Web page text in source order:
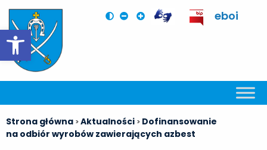
Otwórz pasek narzędzi
eboi
Strona główna >Aktualności > Dofinansowanie
na odbiór wyrobów zawierających azbest